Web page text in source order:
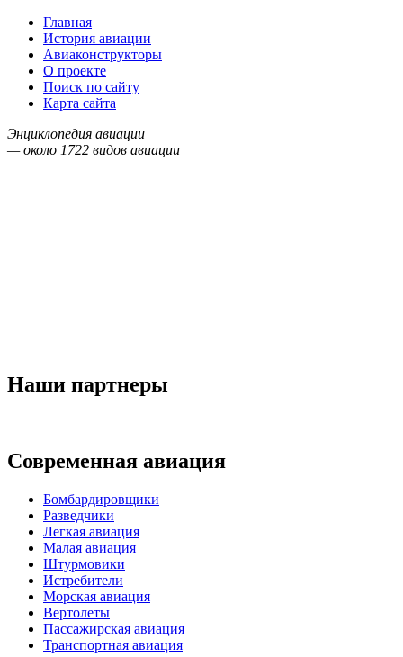
Главная
История авиации
Авиаконструкторы
О проекте
Поиск по сайту
Карта сайта
Энциклопедия авиации
— около 1722 видов авиации
Наши партнеры
Современная авиация
Бомбардировщики
Разведчики
Легкая авиация
Малая авиация
Штурмовики
Истребители
Морская авиация
Вертолеты
Пассажирская авиация
Транспортная авиация